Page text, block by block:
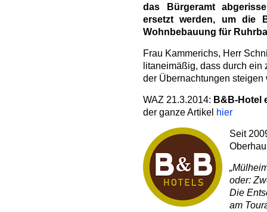
das Bürgeramt
ersetzt werden, um die
Wohnbebauung für
Frau Kammerichs, Herr
litaneimäßig, dass durch
der Übernachtungen
WAZ 21.3.2014: B&B-Hotel
der ganze Artikel hier
Seit
oder:
Die
am